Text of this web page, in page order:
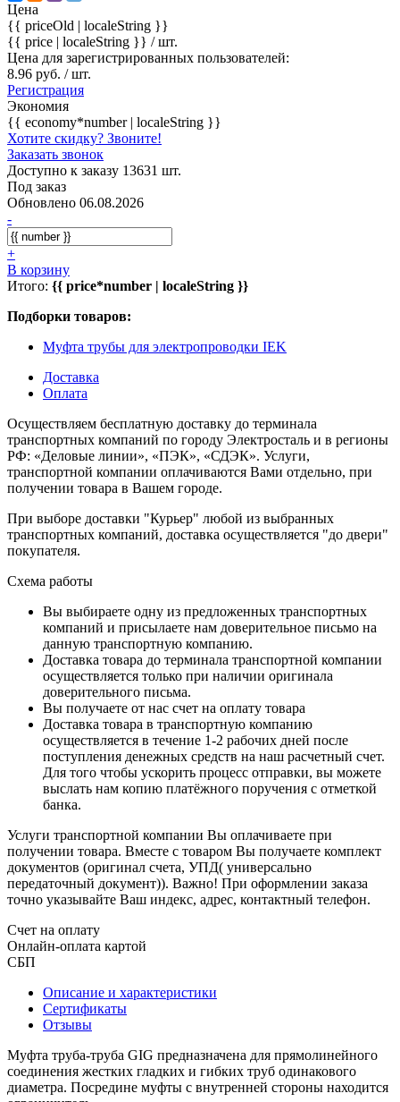
Цена
{{ priceOld | localeString }}
{{ price | localeString }} / шт.
Цена для зарегистрированных пользователей:
8.96 руб. / шт.
Регистрация
Экономия
{{ economy*number | localeString }}
Хотите скидку? Звоните!
Заказать звонок
Доступно к заказу 13631 шт.
Под заказ
Обновлено 06.08.2026
-
+
В корзину
Итого: {{ price*number | localeString }}
Подборки товаров:
Муфта трубы для электропроводки IEK
Доставка
Оплата
Осуществляем бесплатную доставку до терминала
транспортных компаний по городу Электросталь и в регионы
РФ: «Деловые линии», «ПЭК», «СДЭК». Услуги,
транспортной компании оплачиваются Вами отдельно, при
получении товара в Вашем городе.
При выборе доставки "Курьер" любой из выбранных
транспортных компаний, доставка осуществляется "до двери"
покупателя.
Схема работы
Вы выбираете одну из предложенных транспортных
компаний и присылаете нам доверительное письмо на
данную транспортную компанию.
Доставка товара до терминала транспортной компании
осуществляется только при наличии оригинала
доверительного письма.
Вы получаете от нас счет на оплату товара
Доставка товара в транспортную компанию
осуществляется в течение 1-2 рабочих дней после
поступления денежных средств на наш расчетный счет.
Для того чтобы ускорить процесс отправки, вы можете
выслать нам копию платёжного поручения с отметкой
банка.
Услуги транспортной компании Вы оплачиваете при
получении товара. Вместе с товаром Вы получаете комплект
документов (оригинал счета, УПД( универсально
передаточный документ)). Важно! При оформлении заказа
точно указывайте Ваш индекс, адрес, контактный телефон.
Счет на оплату
Онлайн-оплата картой
СБП
Описание и характеристики
Сертификаты
Отзывы
Муфта труба-труба GIG предназначена для прямолинейного
соединения жестких гладких и гибких труб одинакового
диаметра. Посредине муфты с внутренней стороны находится